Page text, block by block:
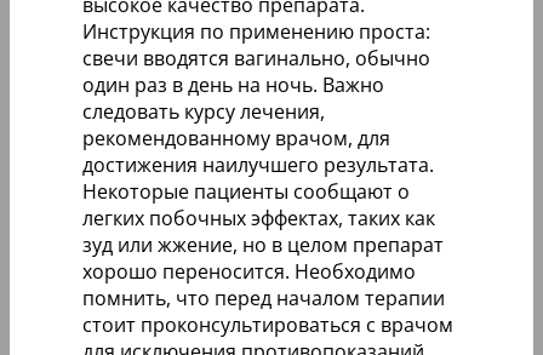
высокое качество препарата.
Инструкция по применению проста:
свечи вводятся вагинально, обычно
один раз в день на ночь. Важно
следовать курсу лечения,
рекомендованному врачом, для
достижения наилучшего результата.
Некоторые пациенты сообщают о
легких побочных эффектах, таких как
зуд или жжение, но в целом препарат
хорошо переносится. Необходимо
помнить, что перед началом терапии
стоит проконсультироваться с врачом